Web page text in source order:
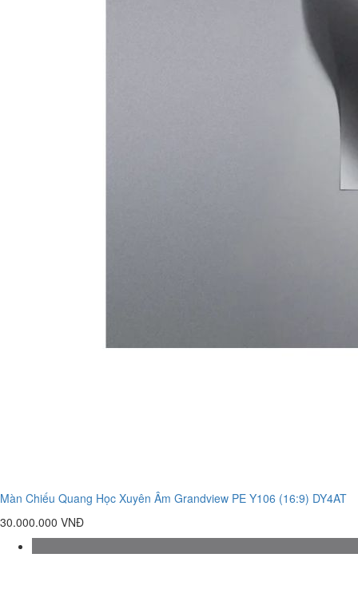
Màn Chiếu Quang Học Xuyên Âm Grandview PE Y106 (16:9) DY4AT
30.000.000 VNĐ